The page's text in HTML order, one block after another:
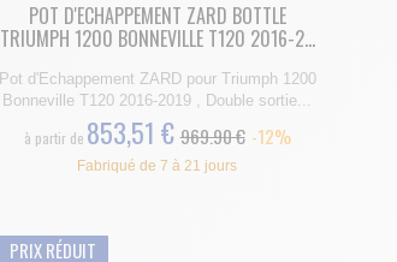
POT D'ECHAPPEMENT ZARD BOTTLE
TRIUMPH 1200 BONNEVILLE T120 2016-2...
Pot d'Echappement ZARD pour Triumph 1200
Bonneville T120 2016-2019 , Double sortie...
à partir de 853,51 € 969.90 € -12%
Fabriqué de 7 à 21 jours
PRIX RÉDUIT